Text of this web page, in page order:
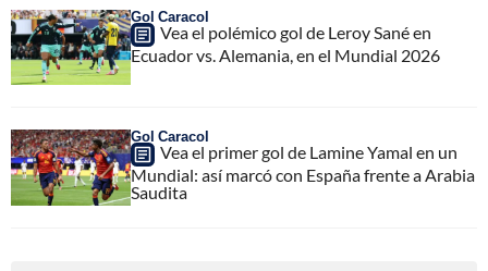
Gol Caracol
Vea el polémico gol de Leroy Sané en
Ecuador vs. Alemania, en el Mundial 2026
Gol Caracol
Vea el primer gol de Lamine Yamal en un
Mundial: así marcó con España frente a Arabia
Saudita